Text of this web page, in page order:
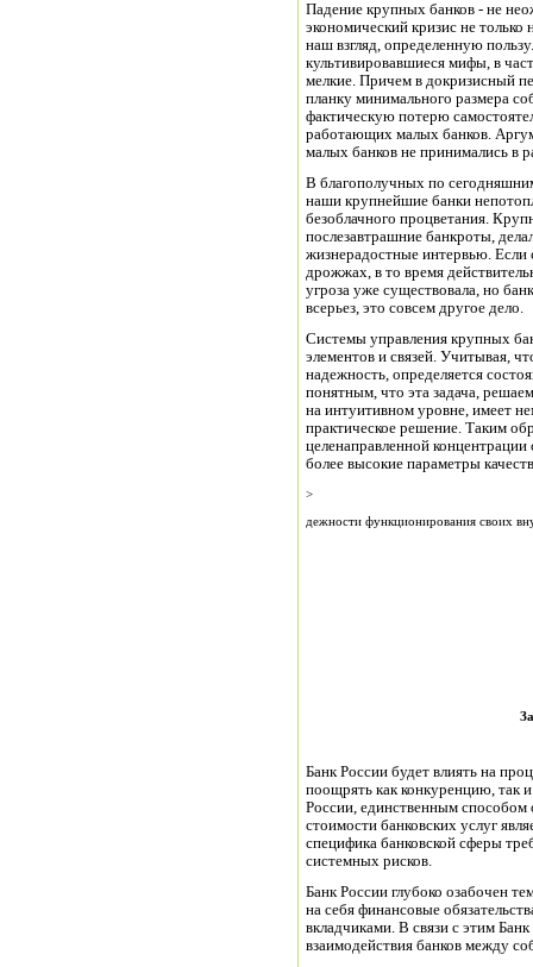
Падение крупных банков - не
экономический кризис не
наш взгляд, определенную
культивировавшиеся мифы, в
мелкие. Причем в докризисный
планку мини­мального размера
фактическую потерю
работа­ющих малых банков.
малых банков не прини­мались в
В благополучных по
наши крупнейшие банки
безоблачного процветания.
послезавтрашние банкро­ты,
жизнерадостные интервью.
дрожжах, в то время
угроза уже существовала, но
всерьез, это совсем другое дело.
Системы управления крупных
элементов и связей. Учитывая,
надежность, определяется
понятным, что эта задача,
на интуитивном уровне, имеет
практическое решение. Таким
целенаправлен­ной
более высокие параметры
>
дежности функционирования своих
Банк России будет влиять на
поощрять как конкуренцию, так
России, единственным способом
стоимости банковских услуг
специфика банковской сферы
системных рисков.
Банк России глубоко озабочен
на себя финансовые
вкладчиками. В связи с этим
взаимодействия банков между